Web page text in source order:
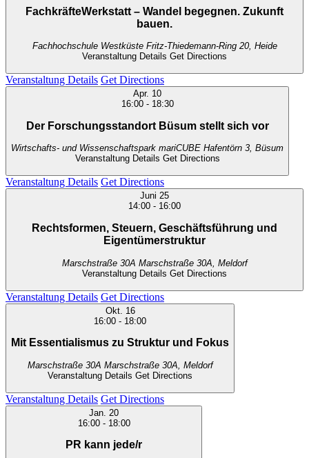
FachkräfteWerkstatt – Wandel begegnen. Zukunft
bauen.
Fachhochschule Westküste
Fritz-Thiedemann-Ring 20, Heide
Veranstaltung Details Get Directions
Veranstaltung Details Get Directions
Apr. 10
16:00 - 18:30
Der Forschungsstandort Büsum stellt sich vor
Wirtschafts- und Wissenschaftspark mariCUBE
Hafentörn 3, Büsum
Veranstaltung Details Get Directions
Veranstaltung Details Get Directions
Juni 25
14:00 - 16:00
Rechtsformen, Steuern, Geschäftsführung und
Eigentümerstruktur
Marschstraße 30A
Marschstraße 30A, Meldorf
Veranstaltung Details Get Directions
Veranstaltung Details Get Directions
Okt. 16
16:00 - 18:00
Mit Essentialismus zu Struktur und Fokus
Marschstraße 30A
Marschstraße 30A, Meldorf
Veranstaltung Details Get Directions
Veranstaltung Details Get Directions
Jan. 20
16:00 - 18:00
PR kann jede/r